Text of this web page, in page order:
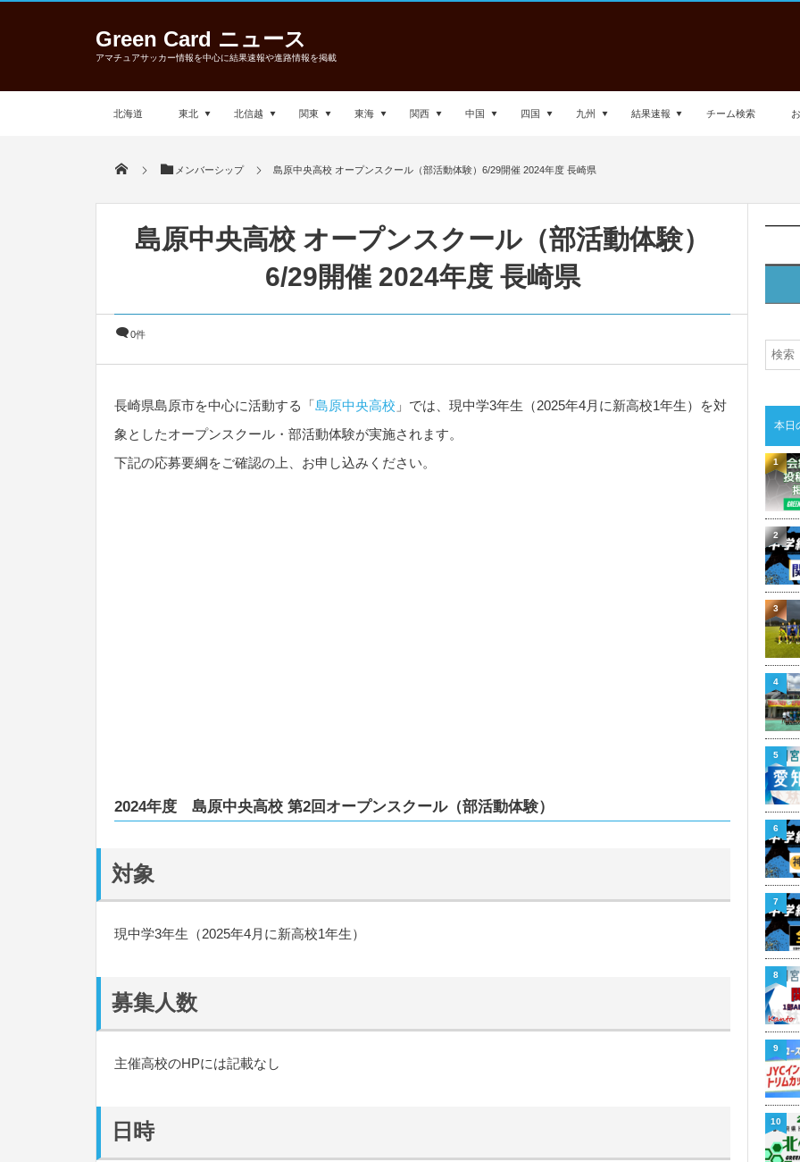
Green Card ニュース
アマチュアサッカー情報を中心に結果速報や進路情報を掲載
北海道 東北 北信越 関東 東海 関西 中国 四国 九州 結果速報 チーム検索
メンバーシップ 島原中央高校 オープンスクール（部活動体験）6/29開催 2024年度 長崎県
島原中央高校 オープンスクール（部活動体験）
6/29開催 2024年度 長崎県
0件
長崎県島原市を中心に活動する「島原中央高校 」では、現中学3年生（2025年4月に新高校1年生）を対
象としたオープンスクール・部活動体験が実施されます。
下記の応募要綱をご確認の上、お申し込みください。
2024年度 島原中央高校 第2回オープンスクール（部活動体験）
対象
現中学3年生（2025年4月に新高校1年生）
募集人数
主催高校のHPには記載なし
日時
本日
1
2
3
4
5
6
7
8
9
10